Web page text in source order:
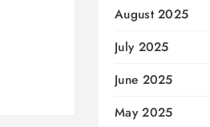
August 2025
July 2025
June 2025
May 2025